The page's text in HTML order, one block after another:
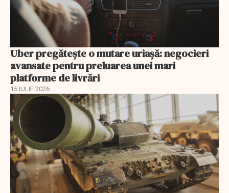
Uber pregătește o mutare uriașă: negocieri
avansate pentru preluarea unei mari
platforme de livrări
15 IULIE 2026